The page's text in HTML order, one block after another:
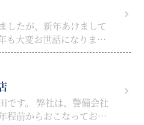
管理会社様、マンショ
反響の新規のお客様か
ご依頼をいただいてお
ーン点検用のドローン
程前からおこなっており